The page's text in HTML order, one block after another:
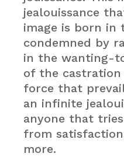
jealouissance
image is born in
condemned by
in the wanting-
of the
force that
an infinite
anyone that
from
more.